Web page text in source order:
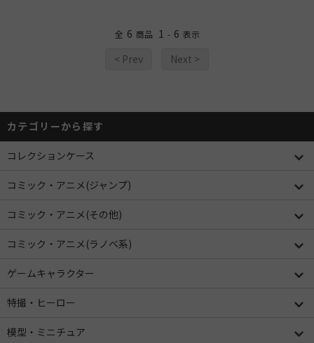
全 6 商品 1 - 6 表示
< Prev Next >
カテゴリーから探す
コレクションケース
コミック・アニメ(ジャンプ)
コミック・アニメ(その他)
コミック・アニメ(ラノベ系)
ゲームキャラクター
特撮・ヒーロー
模型・ミニチュア